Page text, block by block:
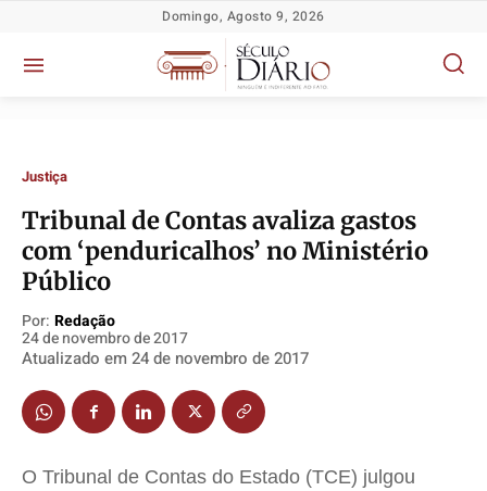
Política
TV Século
Educação
Meio Ambiente
Política
TV Século
Educação
Meio Ambiente
Política
TV Século
Educação
Meio Ambiente
Política
TV Século
Educação
Meio Ambiente
Domingo, Agosto 9, 2026
Justiça
Tribunal de Contas avaliza gastos
com ‘penduricalhos’ no Ministério
Público
Por: Redação
24 de novembro de 2017
Atualizado em 24 de novembro de 2017
O Tribunal de Contas do Estado (TCE) julgou